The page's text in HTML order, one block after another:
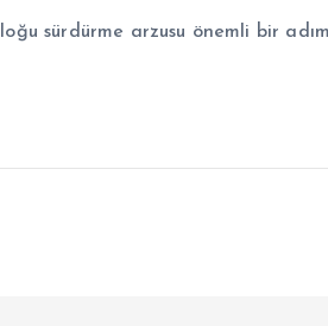
sürdürme arzusu önemli bir